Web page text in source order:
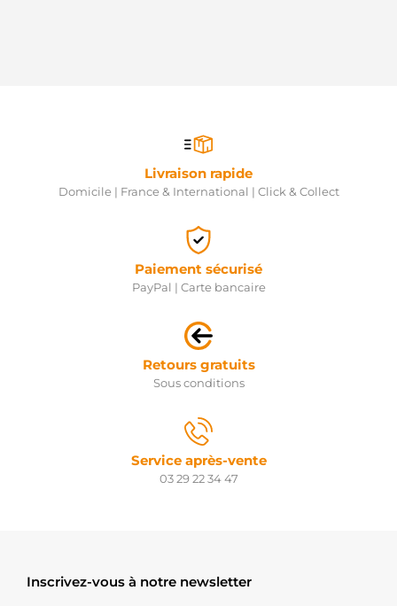
Livraison rapide
Domicile | France & International | Click & Collect
Paiement sécurisé
PayPal | Carte bancaire
Retours gratuits
Sous conditions
Service après-vente
03 29 22 34 47
Inscrivez-vous à notre newsletter